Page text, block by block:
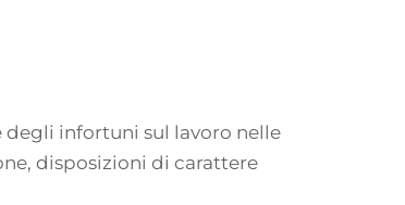
degli infortuni sul lavoro nelle
disposizioni di carattere